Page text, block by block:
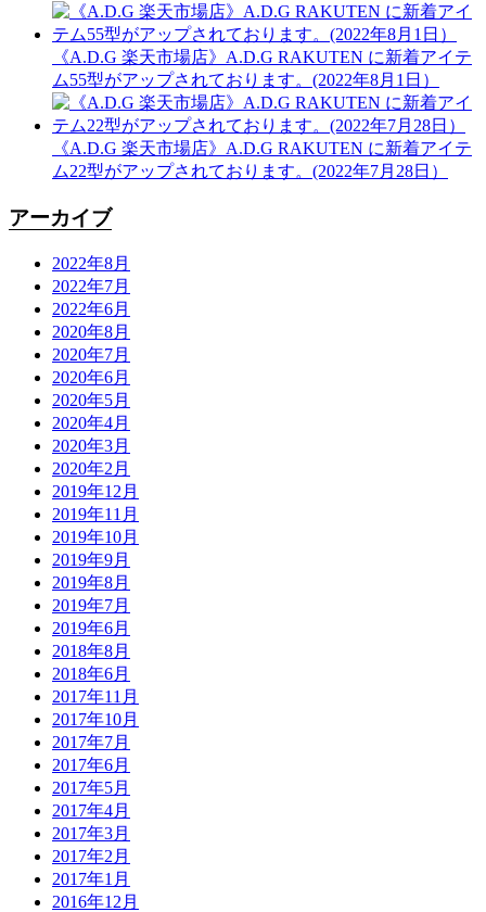
《A.D.G 楽天市場店》A.D.G RAKUTEN に新着アイテ
ム55型がアップされております。(2022年8月1日）
《A.D.G 楽天市場店》A.D.G RAKUTEN に新着アイテ
ム22型がアップされております。(2022年7月28日）
アーカイブ
2022年8月
2022年7月
2022年6月
2020年8月
2020年7月
2020年6月
2020年5月
2020年4月
2020年3月
2020年2月
2019年12月
2019年11月
2019年10月
2019年9月
2019年8月
2019年7月
2019年6月
2018年8月
2018年6月
2017年11月
2017年10月
2017年7月
2017年6月
2017年5月
2017年4月
2017年3月
2017年2月
2017年1月
2016年12月